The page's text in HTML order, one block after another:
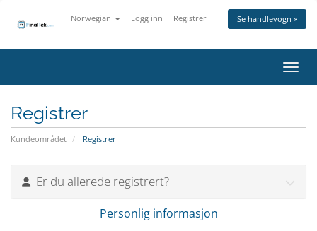
Norwegian Logg inn Registrer Se handlevogn »
Bytt
Registrer
Kundeområdet Registrer
Er du allerede registrert?
Personlig informasjon